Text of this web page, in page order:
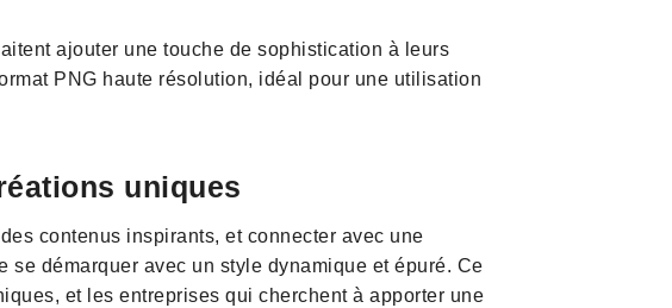
ajouter une touche de sophistication à leurs
PNG haute résolution, idéal pour une utilisation
uniques
contenus inspirants, et connecter avec une
se démarquer avec un style dynamique et épuré. Ce
et les entreprises qui cherchent à apporter une